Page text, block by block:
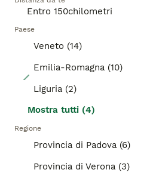
Paese
Veneto (14)
Emilia-Romagna (10)
Liguria (2)
Mostra tutti (4)
Regione
Provincia di Padova (6)
Provincia di Verona (3)
Leggi lanostra pagina di consigli sul
informazioni su questa razza di cane.
Bellissimi cuccioli di
Scottish
6 settimane 3 3 1200 €